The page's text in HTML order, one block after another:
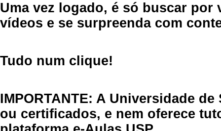
Uma vez logado, é só buscar por
vídeos e se surpreenda com
Tudo num clique!
IMPORTANTE: A Universidade
ou certificados, e nem oferece